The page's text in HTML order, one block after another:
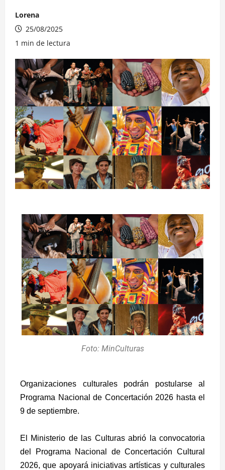
Lorena
25/08/2025
1 min de lectura
Foto: MinCulturas
Organizaciones culturales podrán postularse al
Programa Nacional de Concertación 2026 hasta el
9 de septiembre.
El Ministerio de las Culturas abrió la convocatoria
del Programa Nacional de Concertación Cultural
2026, que apoyará iniciativas artísticas y culturales